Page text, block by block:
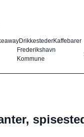
DrikkestederKaffebarer
Frederikshavn
Kommune